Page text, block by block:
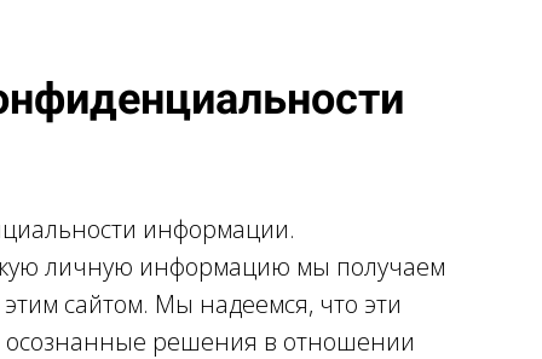
информации.
личную информацию мы получаем
сайтом. Мы надеемся, что эти
осознанные решения в отношении